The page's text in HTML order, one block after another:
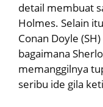
detail membuat
Holmes. Selain
Conan Doyle
bagaimana
memanggilnya
seribu ide gila